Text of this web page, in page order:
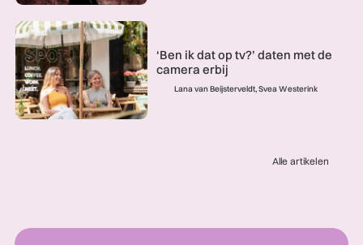
‘Ben ik dat op tv?’ daten met de
camera erbij
Lana van Beijsterveldt, Svea Westerink
Alle artikelen